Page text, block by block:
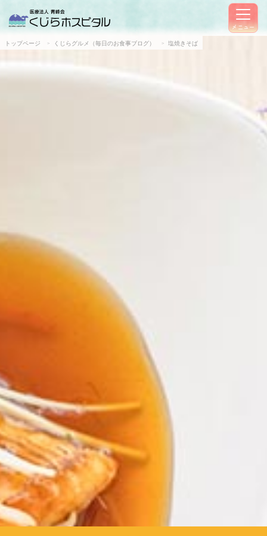
メニュー
トップページ くじらグルメ（毎日のお食事ブログ） 塩焼きそば